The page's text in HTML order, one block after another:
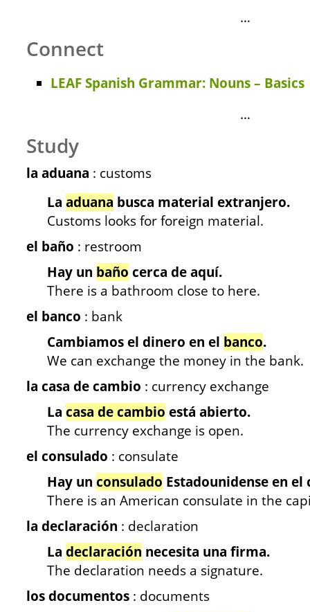
…
Connect
LEAF Spanish Grammar: Nouns – Basics
…
Study
la aduana : customs
La aduana busca material extranjero.
Customs looks for foreign material.
el baño : restroom
Hay un baño cerca de aquí.
There is a bathroom close to here.
el banco : bank
Cambiamos el dinero en el banco.
We can exchange the money in the bank.
la casa de cambio : currency exchange
La casa de cambio está abierto.
The currency exchange is open.
el consulado : consulate
Hay un consulado Estadounidense en el
There is an American consulate in the
la declaración : declaration
La declaración necesita una firma.
The declaration needs a signature.
los documentos : documents